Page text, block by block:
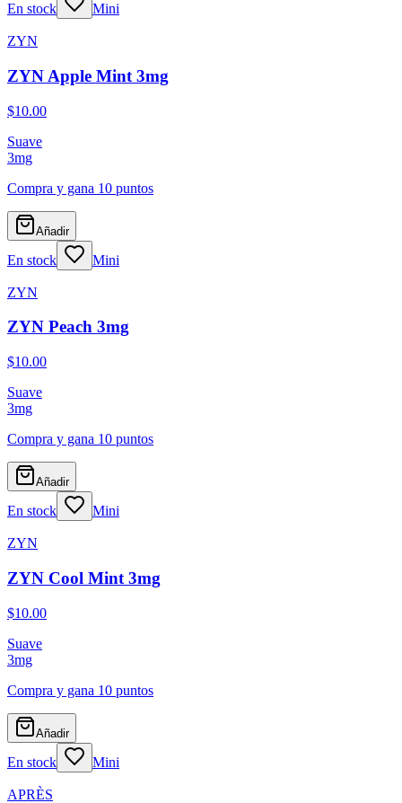
En stock Mini
ZYN
ZYN Apple Mint 3mg
$10.00
Suave
3mg
Compra y gana 10 puntos
Añadir
En stock Mini
ZYN
ZYN Peach 3mg
$10.00
Suave
3mg
Compra y gana 10 puntos
Añadir
En stock Mini
ZYN
ZYN Cool Mint 3mg
$10.00
Suave
3mg
Compra y gana 10 puntos
Añadir
En stock Mini
APRÈS